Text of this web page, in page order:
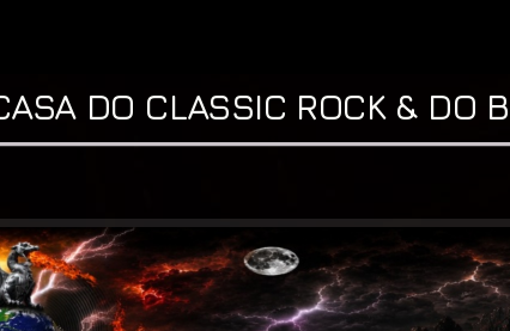
DO CLASSIC ROCK & DO